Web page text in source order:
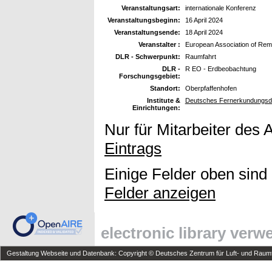
Veranstaltungsart:
internationale Konferenz
Veranstaltungsbeginn:
16 April 2024
Veranstaltungsende:
18 April 2024
Veranstalter :
European Association of
DLR - Schwerpunkt:
Raumfahrt
DLR -
Forschungsgebiet:
R EO - Erdbeobachtung
Standort:
Oberpfaffenhofen
Institute &
Einrichtungen:
Deutsches
Nur für Mitarbeiter des
Eintrags
Einige Felder oben
Felder anzeigen
electronic library
Gestaltung Webseite und Datenbank: Copyright © Deutsches Zentrum für Luft- und